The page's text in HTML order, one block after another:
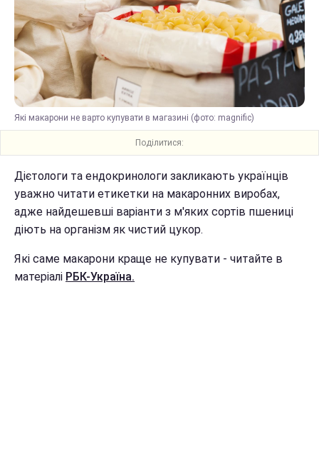
Які макарони не варто купувати в магазині (фото: magnific)
Поділитися:
Дієтологи та ендокринологи закликають українців
уважно читати етикетки на макаронних виробах,
адже найдешевші варіанти з м'яких сортів пшениці
діють на організм як чистий цукор.
Які саме макарони краще не купувати - читайте в
матеріалі РБК-Україна.